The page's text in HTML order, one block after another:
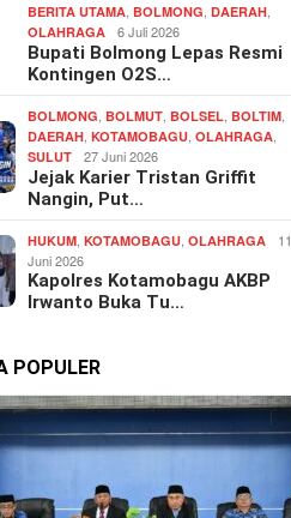
BERITA UTAMA, BOLMONG,DAERAH,
OLAHRAGA 6 Juli 2026
Bupati Bolmong Lepas Resmi
Kontingen O2S…
BOLMONG, BOLMUT, BOLSEL, BOLTIM,
DAERAH,KOTAMOBAGU,OLAHRAGA,
SULUT 27 Juni 2026
Jejak Karier Tristan Griffit
Nangin, Put…
HUKUM,KOTAMOBAGU,OLAHRAGA
11
Juni 2026
Kapolres Kotamobagu AKBP
Irwanto Buka Tu…
POPULER